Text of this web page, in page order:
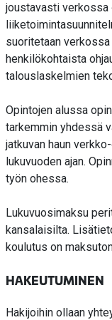
joustavasti verkossa
suoritetaan
henkilökohtaista
talouslaskelmien
Opintojen alussa
tarkemmin yhdessä
jatkuvan haun
lukuvuoden ajan.
työn ohessa.
Lukuvuosimaksu
kansalaisilta.
koulutus on
HAKEUTUMINEN
Hakijoihin ollaan